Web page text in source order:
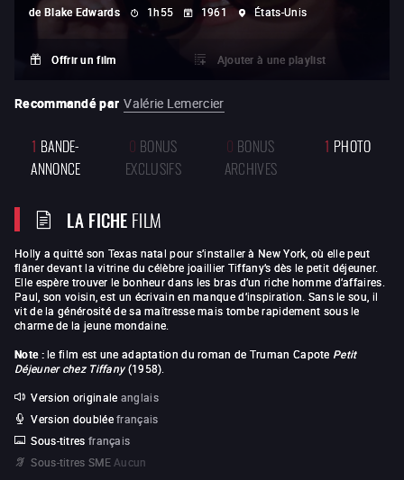
de Blake Edwards 1h55 1961 États-Unis
Offrir un film Ajouter à une playlist
Recommandé par Valérie Lemercier
1 BANDE-
ANNONCE
0 BONUS
EXCLUSIFS
0 BONUS
ARCHIVES
1 PHOTO
LA FICHEFILM
Holly a quitté son Texas natal pour s’installer à New York, où elle peut
flâner devant la vitrine du célèbre joaillier Tiffany’s dès le petit déjeuner.
Elle espère trouver le bonheur dans les bras d’un riche homme d’affaires.
Paul, son voisin, est un écrivain en manque d’inspiration. Sans le sou, il
vit de la générosité de sa maîtresse mais tombe rapidement sous le
charme de la jeune mondaine.
Note :le film est une adaptation du roman de Truman Capote Petit
Déjeuner chez Tiffany(1958).
Version originale anglais
Version doublée français
Sous-titres français
Sous-titres SME Aucun